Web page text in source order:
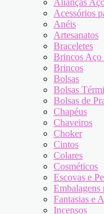
Alianças
Acessórios
Anéis
Artesanatos
Braceletes
Brincos Aço
Brincos
Bolsas
Bolsas
Bolsas de
Chapéus
Chaveiros
Choker
Cintos
Colares
Cosméticos
Escovas e
Embalagens
Fantasias e
Incensos